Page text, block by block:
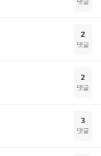
댓글
2
댓글
2
댓글
3
댓글